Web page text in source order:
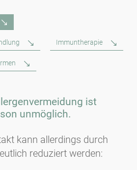
Immuntherapie
ist
unmöglich.
kann allerdings durch
reduziert werden: